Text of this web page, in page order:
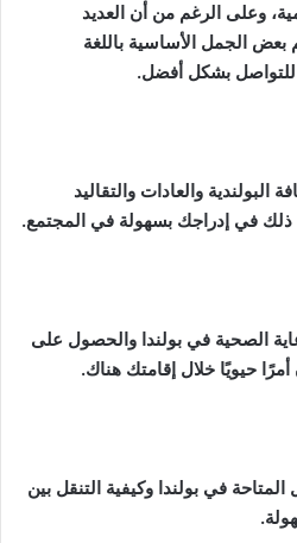
وعلى الرغم من أن العديد
بعض الجمل الأساسية باللغة
للتواصل بشكل أفضل.
والعادات والتقاليد
ذلك في إدراجك بسهولة في المجتمع.
الصحية في بولندا والحصول على
حيويًا خلال إقامتك هناك.
في بولندا وكيفية التنقل بين